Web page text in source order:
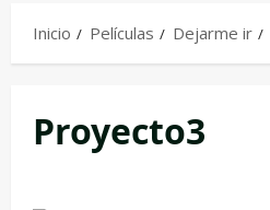
Inicio Películas Dejarme ir
Proyecto3